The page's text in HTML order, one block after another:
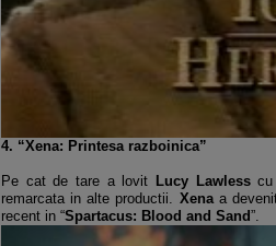
4. “Xena: Printesa razboinica”
Pe cat de tare a lovit Lucy Lawlesscu
remarcata in alte productii. Xenaa
recent in “Spartacus: Blood and Sand”.